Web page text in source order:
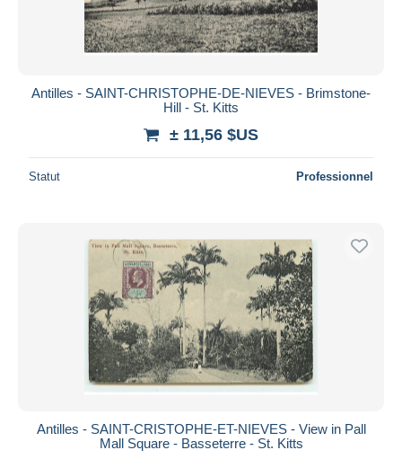
Antilles - SAINT-CHRISTOPHE-DE-NIEVES - Brimstone-
Hill - St. Kitts
± 11,56 $US
Statut Professionnel
Antilles - SAINT-CRISTOPHE-ET-NIEVES - View in Pall
Mall Square - Basseterre - St. Kitts